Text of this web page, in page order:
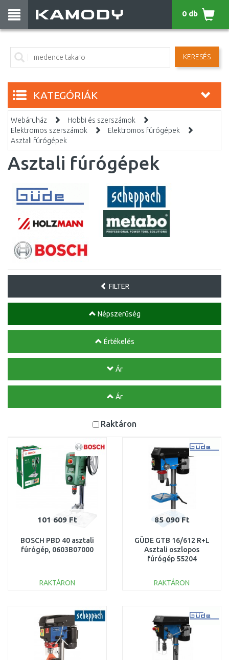
KERESÉS
0 db
KATEGÓRIÁK
Webáruház
Hobbi és szerszámok
Elektromos szerszámok
Elektromos fúrógépek
Asztali fúrógépek
Asztali fúrógépek
FILTER
Népszerűség
Értékelés
Ár
Ár
Raktáron
101 609 Ft
BOSCH PBD 40 asztali
fúrógép, 0603B07000
RAKTÁRON
Összehasonlítás
85 090 Ft
GÜDE GTB 16/612 R+L
Asztali oszlopos
fúrógép 55204
RAKTÁRON
Összehasonlítás